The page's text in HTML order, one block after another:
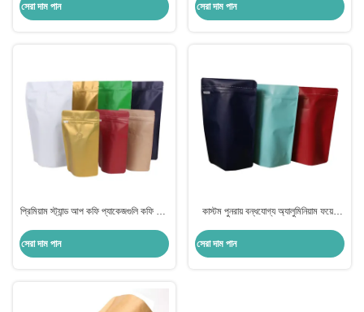
সেরা দাম পান
সেরা দাম পান
প্রিমিয়াম স্ট্যান্ড আপ কফি প্যাকেজগুলি কফি বিন,
সেরা দাম পান
কাস্টম পুনরায় বন্ধযোগ্য অ্যালুমিনিয়াম ফয়েল
সেরা দাম পান